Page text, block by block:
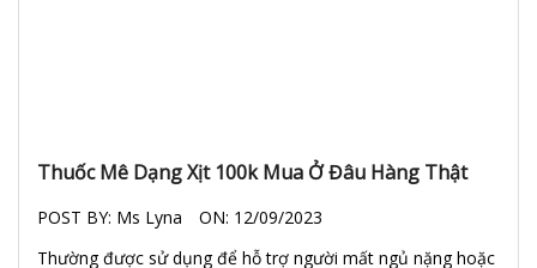
Thuốc Mê Dạng Xịt 100k Mua Ở Đâu Hàng Thật
POST BY: Ms Lyna ON: 12/09/2023
Thường được sử dụng để hỗ trợ người mất ngủ nặng hoặc